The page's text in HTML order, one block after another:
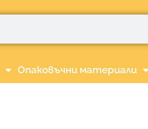
Опаковъчни материали